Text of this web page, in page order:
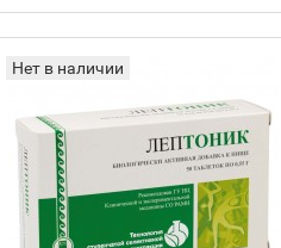
Аппликаторы Ляпко
Нет в наличии